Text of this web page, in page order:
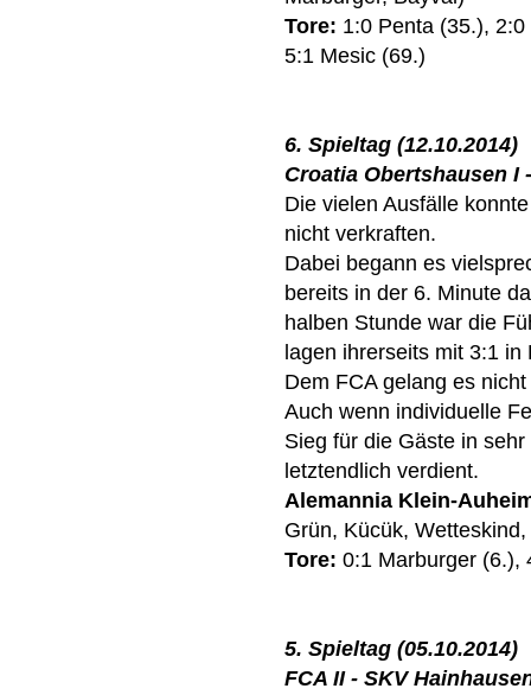
Tore: 1:0 Penta (35.),
5:1 Mesic (69.)
6. Spieltag (12.10.2014)
Croatia Obertshausen I
Die vielen Ausfälle
nicht verkraften.
Dabei begann es
bereits in der 6. Minute
halben Stunde war die
lagen ihrerseits mit 3:1 in
Dem FCA gelang es
Auch wenn individuelle
Sieg für die Gäste in
letztendlich verdient.
Alemannia Klein-
Grün, Kücük,
Tore: 0:1 Marburger (6.),
5. Spieltag (05.10.2014)
FCA II - SKV